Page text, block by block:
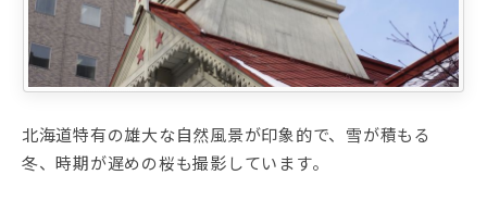
北海道特有の雄大な自然風景が印象的で、雪が積もる
冬、時期が遅めの桜も撮影しています。